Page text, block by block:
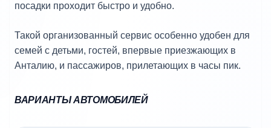
посадки проходит быстро и удобно.
Такой организованный сервис особенно удобен для
семей с детьми, гостей, впервые приезжающих в
Анталию, и пассажиров, прилетающих в часы пик.
ВАРИАНТЫ АВТОМОБИЛЕЙ